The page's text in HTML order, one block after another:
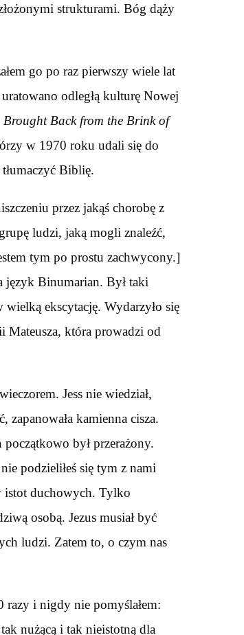
strukturami. Bóg dąży
go po raz pierwszy wiele lat
odległą kulturę Nowej
Back from the Brink of
w 1970 roku udali się do
Biblię.
przez jakąś chorobę z
ludzi, jaką mogli znaleźć,
tym po prostu zachwycony.]
język Binumarian. Był taki
ekscytację. Wydarzyło się
Mateusza, która prowadzi od
Jess nie wiedział,
kamienna cisza.
był przerażony.
podzieliłeś się tym z nami
istot duchowych. Tylko
osobą. Jezus musiał być
ludzi. Zatem to, o czym nas
razy i nigdy nie pomyślałem:
nużącą i tak nieistotną dla